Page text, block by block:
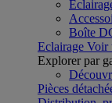
Boîte
Eclairage Voir
Explorer par
Pièces